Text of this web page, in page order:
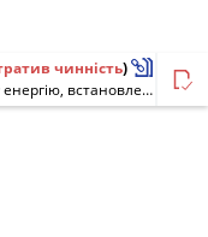
чинність)
Про затвердження тарифів на теплову енергію, встановлення та погодження тарифів на комунальні послуги з централізованого опалення і постачання холодної та гарячої води, водовідведення для окремих бюджетних установ та суб'єктів господарювання